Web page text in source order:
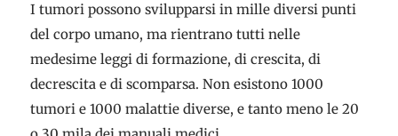
I tumori possono svilupparsi in mille diversi punti
del corpo umano, ma rientrano tutti nelle
medesime leggi di formazione, di crescita, di
decrescita e di scomparsa. Non esistono 1000
tumori e 1000 malattie diverse, e tanto meno le 20